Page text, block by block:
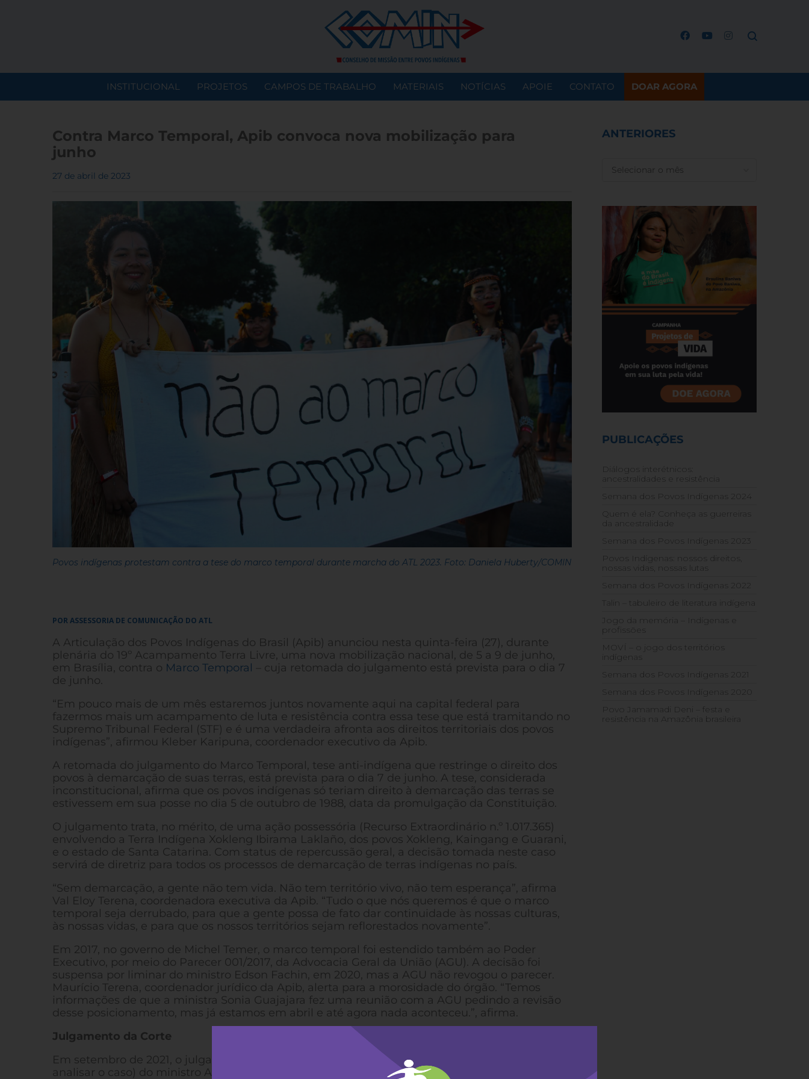
INSTITUCIONAL PROJETOS CAMPOS DE TRABALHO MATERIAIS NOTÍCIAS APOIE CONTATO DOAR AGORA
Contra Marco Temporal, Apib convoca nova mobilização para
junho
27 de abril de 2023
Povos indígenas protestam contra a tese do marco temporal durante marcha do ATL 2023. Foto: Daniela Huberty/COMIN
POR ASSESSORIA DE COMUNICAÇÃO DO ATL
A Articulação dos Povos Indígenas do Brasil (Apib) anunciou nesta quinta-feira (27), durante
plenária do 19º Acampamento Terra Livre, uma nova mobilização nacional, de 5 a 9 de junho,
em Brasília, contra o Marco Temporal – cuja retomada do julgamento está prevista para o dia 7
de junho.
“Em pouco mais de um mês estaremos juntos novamente aqui na capital federal para
fazermos mais um acampamento de luta e resistência contra essa tese que está tramitando no
Supremo Tribunal Federal (STF) e é uma verdadeira afronta aos direitos territoriais dos povos
indígenas”, afirmou Kleber Karipuna, coordenador executivo da Apib.
A retomada do julgamento do Marco Temporal, tese anti-indígena que restringe o direito dos
povos à demarcação de suas terras, está prevista para o dia 7 de junho. A tese, considerada
inconstitucional, afirma que os povos indígenas só teriam direito à demarcação das terras se
estivessem em sua posse no dia 5 de outubro de 1988, data da promulgação da Constituição.
O julgamento trata, no mérito, de uma ação possessória (Recurso Extraordinário n.º 1.017.365)
envolvendo a Terra Indígena Xokleng Ibirama Laklaño, dos povos Xokleng, Kaingang e Guarani,
e o estado de Santa Catarina. Com status de repercussão geral, a decisão tomada neste caso
servirá de diretriz para todos os processos de demarcação de terras indígenas no país.
“Sem demarcação, a gente não tem vida. Não tem território vivo, não tem esperança”, afirma
Val Eloy Terena, coordenadora executiva da Apib. “Tudo o que nós queremos é que o marco
temporal seja derrubado, para que a gente possa de fato dar continuidade às nossas culturas,
às nossas vidas, e para que os nossos territórios sejam reflorestados novamente”.
Em 2017, no governo de Michel Temer, o marco temporal foi estendido também ao Poder
Executivo, por meio do Parecer 001/2017, da Advocacia Geral da União (AGU). A decisão foi
suspensa por liminar do ministro Edson Fachin, em 2020, mas a AGU não revogou o parecer.
Maurício Terena, coordenador jurídico da Apib, alerta para a morosidade do órgão. “Temos
informações de que a ministra Sonia Guajajara fez uma reunião com a AGU pedindo a revisão
desse posicionamento, mas já estamos em abril e até agora nada aconteceu.”, afirma.
Julgamento da Corte
Em setembro de 2021, o julgamento foi suspenso após pedido de vista (mais tempo para
analisar o caso) do ministro Alexandre de Moraes, após os votos do ministro Nunes Marques,
ANTERIORES
PUBLICAÇÕES
Diálogos interétnicos:
ancestralidades e resistência
Semana dos Povos Indígenas 2024
Quem é ela? Conheça as guerreiras
da ancestralidade
Semana dos Povos Indígenas 2023
Povos Indígenas: nossos direitos,
nossas vidas, nossas lutas
Semana dos Povos Indígenas 2022
Talin – tabuleiro de literatura indígena
Jogo da memória – Indígenas e
profissões
MOVÍ – o jogo dos territórios
indígenas
Semana dos Povos Indígenas 2021
Semana dos Povos Indígenas 2020
Povo Jamamadi Deni – festa e
resistência na Amazônia brasileira